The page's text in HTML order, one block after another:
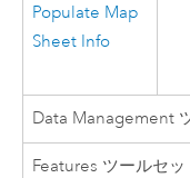
Populate Map
Sheet Info
Data Management
Features ツールセッ